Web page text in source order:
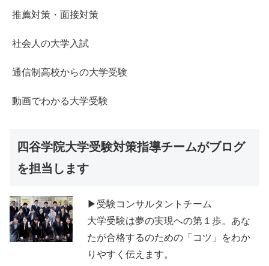
推薦対策・面接対策
社会人の大学入試
通信制高校からの大学受験
動画でわかる大学受験
四谷学院大学受験対策指導チームがブログ
を担当します
▶受験コンサルタントチーム
大学受験は夢の実現への第１歩。あな
たが合格するのための「コツ」をわか
りやすく伝えます。